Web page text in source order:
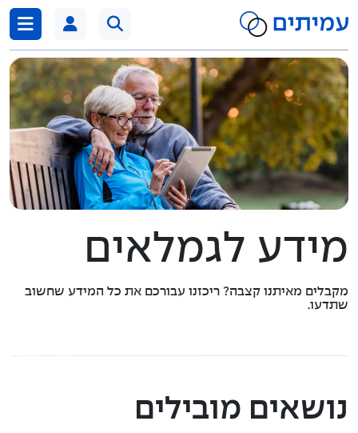
לדלג לתוכן
מידע לגמלאים
מקבלים מאיתנו קצבה? ריכזנו עבורכם את כל המידע שחשוב
שתדעו.
נושאים מובילים